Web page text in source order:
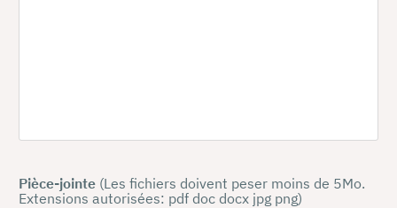
Pièce-jointe (Les fichiers doivent peser moins de 5Mo.
Extensions autorisées: pdf doc docx jpg png)